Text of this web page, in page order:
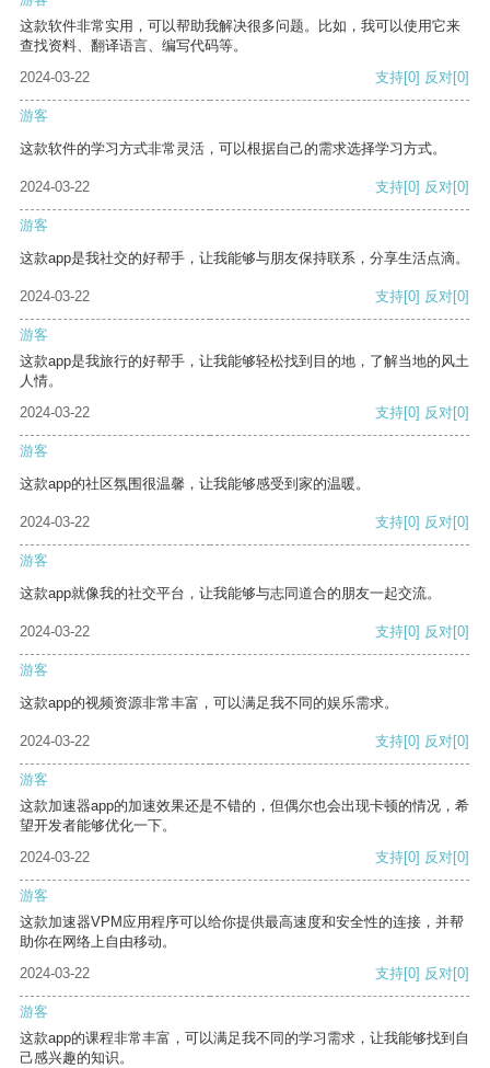
这款软件非常实用，可以帮助我解决很多问题。比如，我可以使用它来
查找资料、翻译语言、编写代码等。
2024-03-22
支持[0] 反对[0]
游客
这款软件的学习方式非常灵活，可以根据自己的需求选择学习方式。
2024-03-22 支持[0] 反对[0]
游客
这款app是我社交的好帮手，让我能够与朋友保持联系，分享生活点滴。
2024-03-22 支持[0] 反对[0]
游客
这款app是我旅行的好帮手，让我能够轻松找到目的地，了解当地的风土
人情。
2024-03-22
支持[0] 反对[0]
游客
这款app的社区氛围很温馨，让我能够感受到家的温暖。
2024-03-22 支持[0] 反对[0]
游客
这款app就像我的社交平台，让我能够与志同道合的朋友一起交流。
2024-03-22 支持[0] 反对[0]
游客
这款app的视频资源非常丰富，可以满足我不同的娱乐需求。
2024-03-22 支持[0] 反对[0]
游客
这款加速器app的加速效果还是不错的，但偶尔也会出现卡顿的情况，希
望开发者能够优化一下。
2024-03-22
支持[0] 反对[0]
游客
这款加速器VPM应用程序可以给你提供最高速度和安全性的连接，并帮
助你在网络上自由移动。
2024-03-22
支持[0] 反对[0]
游客
这款app的课程非常丰富，可以满足我不同的学习需求，让我能够找到自
己感兴趣的知识。